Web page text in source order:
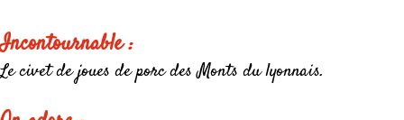
Incontournable :
Le civet de joues de porc des Monts du lyonnais.